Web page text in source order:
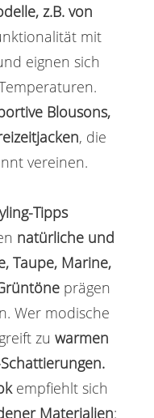
z.B. von
mit
eignen sich
Blousons,
, die
vereinen.
Tipps
natürliche und
Taupe, Marine,
prägen
Wer modische
zuwarmen
empfiehlt sich
Materialien: